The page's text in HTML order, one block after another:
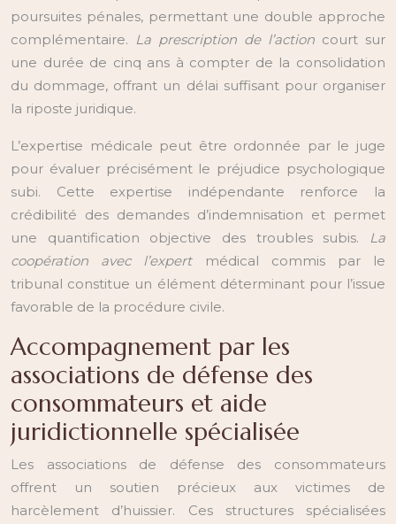
poursuites pénales, permettant une double approche
complémentaire. La prescription de l’action court sur
une durée de cinq ans à compter de la consolidation
du dommage, offrant un délai suffisant pour organiser
la riposte juridique.
L’expertise médicale peut être ordonnée par le juge
pour évaluer précisément le préjudice psychologique
subi. Cette expertise indépendante renforce la
crédibilité des demandes d’indemnisation et permet
une quantification objective des troubles subis.
La
coopération avec l’expertmédical commis par le
tribunal constitue un élément déterminant pour l’issue
favorable de la procédure civile.
Accompagnement par les
associations de défense des
consommateurs et aide
juridictionnelle spécialisée
Les associations de défense des consommateurs
offrent un soutien précieux aux victimes de
harcèlement d’huissier. Ces structures spécialisées